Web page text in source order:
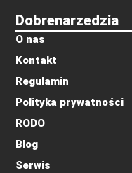
Dobrenarzedzia
O nas
Kontakt
Regulamin
Polityka prywatności
RODO
Blog
Serwis